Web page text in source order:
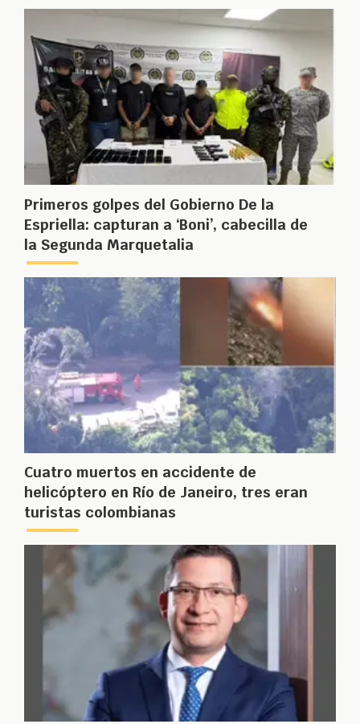
Primeros golpes del Gobierno De la
Espriella: capturan a ‘Boni’, cabecilla de
la Segunda Marquetalia
Cuatro muertos en accidente de
helicóptero en Río de Janeiro, tres eran
turistas colombianas